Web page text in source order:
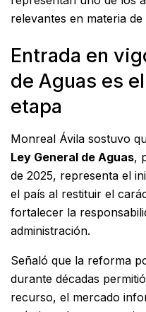
relevantes en materia de
Entrada en
de Aguas es
etapa
Monreal Ávila sostuvo
Ley General de Aguas,
de 2025, representa el
el país al restituir el
fortalecer la
administración.
Señaló que la reforma
durante décadas
recurso, el mercado